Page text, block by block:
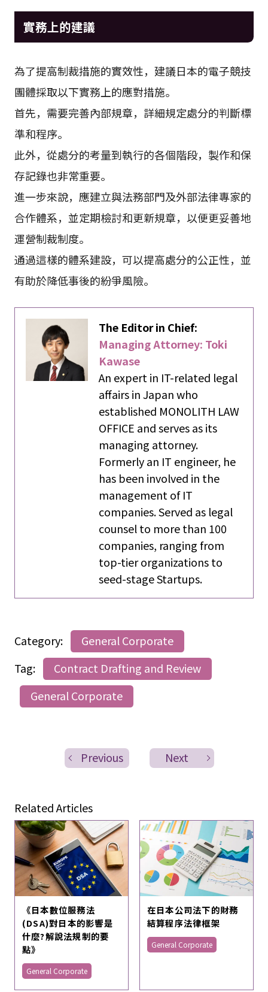
實務上的建議
為了提高制裁措施的實效性，建議日本的電子競技
團體採取以下實務上的應對措施。
首先，需要完善內部規章，詳細規定處分的判斷標
準和程序。
此外，從處分的考量到執行的各個階段，製作和保
存記錄也非常重要。
進一步來說，應建立與法務部門及外部法律專家的
合作體系，並定期檢討和更新規章，以便更妥善地
運營制裁制度。
通過這樣的體系建設，可以提高處分的公正性，並
有助於降低事後的紛爭風險。
The Editor in Chief:
Managing Attorney: Toki
Kawase
An expert in IT-related legal
affairs in Japan who
established MONOLITH LAW
OFFICE and serves as its
managing attorney.
Formerly an IT engineer, he
has been involved in the
management of IT
companies. Served as legal
counsel to more than 100
companies, ranging from
top-tier organizations to
seed-stage Startups.
Category:
General Corporate
Tag:
Contract Drafting and Review
General Corporate
Previous Next
Related Articles
《日本數位服務法
(DSA)對日本的影響是
什麼?解說法規制的要
點》
General Corporate
在日本公司法下的財務
結算程序法律框架
General Corporate